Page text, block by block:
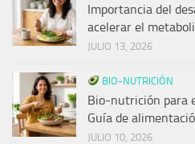
Importancia del
acelerar el
JULIO 13, 2026
BIO-NUTRICIÓN
Bio-nutrición para
Guía de
JULIO 10, 2026